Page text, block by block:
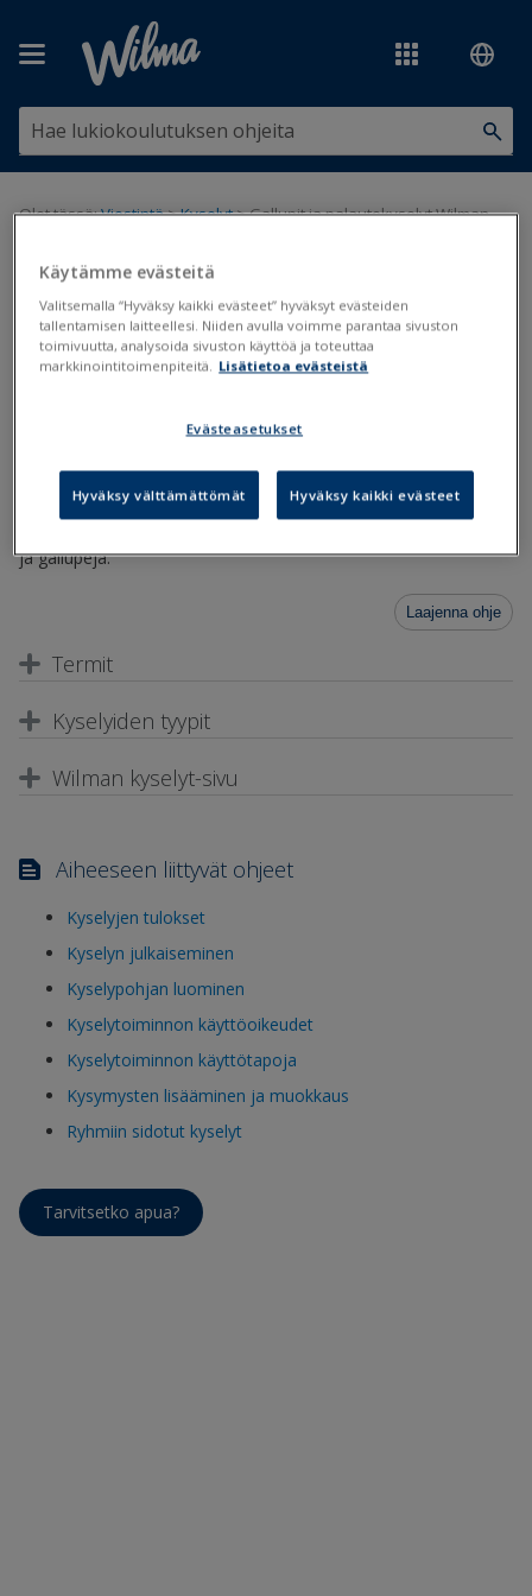
Olet tässä:Viestintä>Kyselyt>Gallupit ja palautekyselyt Wilman
Gallupit ja palautekyselyt
Wilman kautta
Kyselytoiminnon avulla opettajat ja oppilaitoksen henkilökunta
ja gallupeja.
Laajenna ohje
Termit
Kyselyiden tyypit
Wilman kyselyt-sivu
Aiheeseen liittyvät ohjeet
Kyselyjen tulokset
Kyselyn julkaiseminen
Kyselypohjan luominen
Kyselytoiminnon käyttöoikeudet
Kyselytoiminnon käyttötapoja
Kysymysten lisääminen ja muokkaus
Ryhmiin sidotut kyselyt
Tarvitsetko apua?
Käytämme evästeitä
Valitsemalla “Hyväksy kaikki evästeet” hyväksyt evästeiden
tallentamisen laitteellesi. Niiden avulla voimme parantaa sivuston
toimivuutta, analysoida sivuston käyttöä ja toteuttaa
markkinointitoimenpiteitä. Lisätietoa evästeistä
Evästeasetukset
Hyväksy välttämättömät Hyväksy kaikki evästeet